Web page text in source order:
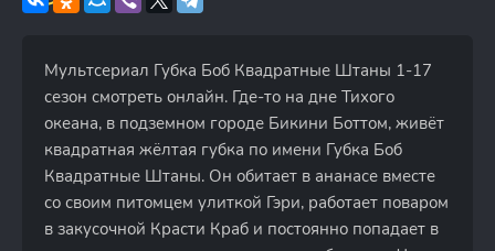
Мультсериал Губка Боб Квадратные Штаны 1-17
сезон смотреть онлайн. Где-то на дне Тихого
океана, в подземном городе Бикини Боттом, живёт
квадратная жёлтая губка по имени Губка Боб
Квадратные Штаны. Он обитает в ананасе вместе
со своим питомцем улиткой Гэри, работает поваром
в закусочной Красти Краб и постоянно попадает в